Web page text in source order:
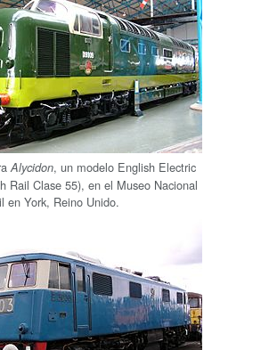
Alycidon, un modelo English Electric
Rail Clase 55), en el Museo Nacional
en York, Reino Unido.